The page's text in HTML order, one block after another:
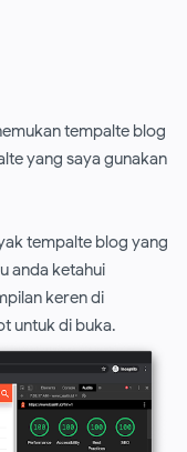
tempalte blog
yang saya gunakan
tempalte blog yang
anda ketahui
keren di
untuk di buka.